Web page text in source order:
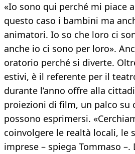
«Io sono qui perché mi piace
questo caso i bambini ma
animatori. Io so che loro ci
anche io ci sono per loro».
oratorio perché si diverte.
estivi, è il referente per il
durante l’anno offre alla
proiezioni di film, un palco su
possono esprimersi.
coinvolgere le realtà locali, le
imprese – spiega Tommaso